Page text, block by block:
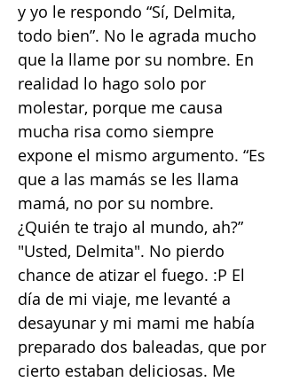
y yo le respondo “Sí, Delmita,
todo bien”. No le agrada mucho
que la llame por su nombre. En
realidad lo hago solo por
molestar, porque me causa
mucha risa como siempre
expone el mismo argumento. “Es
que a las mamás se les llama
mamá, no por su nombre.
¿Quién te trajo al mundo, ah?”
"Usted, Delmita". No pierdo
chance de atizar el fuego. :P El
día de mi viaje, me levanté a
desayunar y mi mami me había
preparado dos baleadas, que por
cierto estaban deliciosas. Me